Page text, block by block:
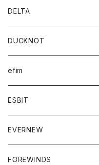
DELTA
DUCKNOT
efim
ESBIT
EVERNEW
FOREWINDS